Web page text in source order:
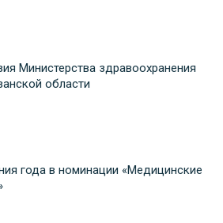
Министерства здравоохранения
области
года в номинации «Медицинские